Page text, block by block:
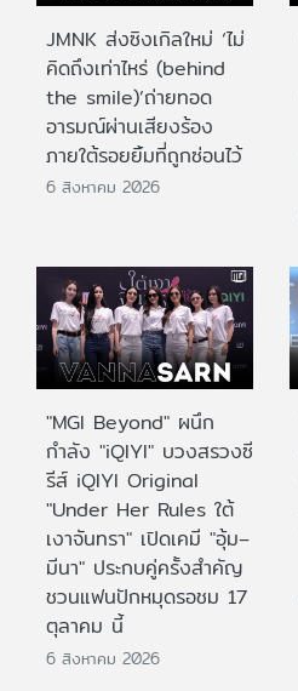
JMNK ส่งซิงเกิลใหม่ ‘ไม่
คิดถึงเท่าไหร่ (behind
the smile)’ถ่ายทอด
อารมณ์ผ่านเสียงร้อง
ภายใต้รอยยิ้มที่ถูกซ่อนไว้
6 สิงหาคม 2026
"MGI Beyond" ผนึก
กำลัง "iQIYI" บวงสรวงซี
รีส์ iQIYI Original
"Under Her Rules ใต้
เงาจันทรา" เปิดเคมี "อุ้ม–
มีนา" ประกบคู่ครั้งสำคัญ
ชวนแฟนปักหมุดรอชม 17
ตุลาคม นี้
6 สิงหาคม 2026